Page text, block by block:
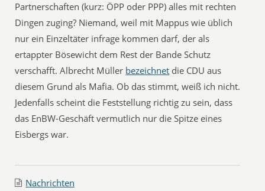
Partnerschaften (kurz: ÖPP oder PPP) alles mit rechten
Dingen zuging? Niemand, weil mit Mappus wie üblich
nur ein Einzeltäter infrage kommen darf, der als
ertappter Bösewicht dem Rest der Bande Schutz
verschafft. Albrecht Müller bezeichnet die CDU aus
diesem Grund als Mafia. Ob das stimmt, weiß ich nicht.
Jedenfalls scheint die Feststellung richtig zu sein, dass
das EnBW-Geschäft vermutlich nur die Spitze eines
Eisbergs war.
Nachrichten